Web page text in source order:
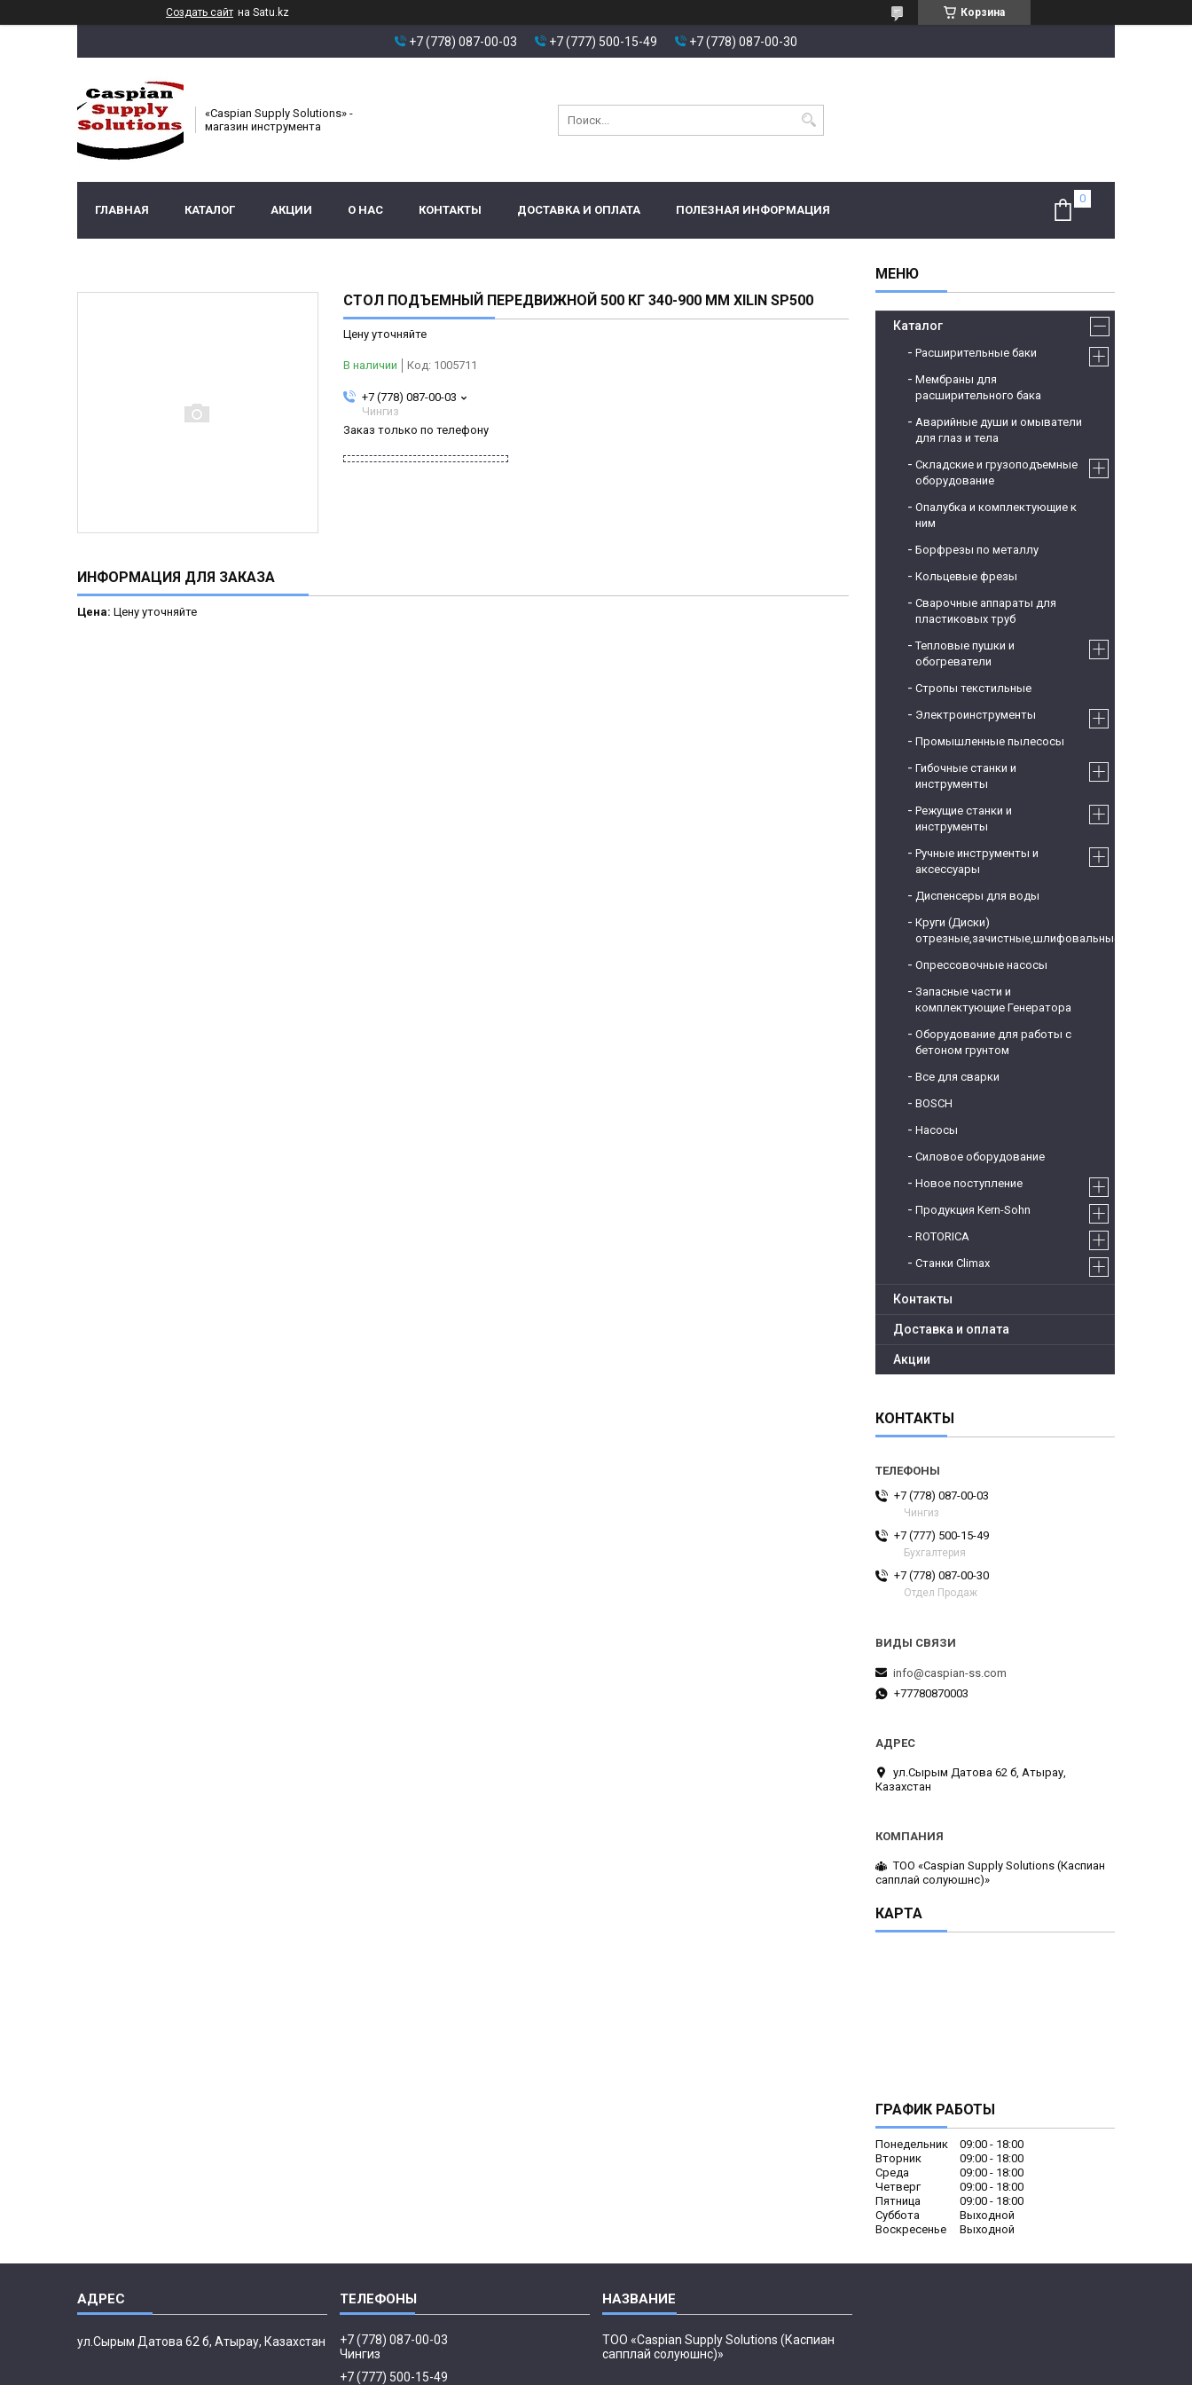
Создать сайт на Satu.kz Корзина
+7 (778) 087-00-03 +7 (777) 500-15-49 +7 (778) 087-00-30
«Caspian Supply Solutions» -
магазин инструмента
ГЛАВНАЯ КАТАЛОГ АКЦИИ О НАС КОНТАКТЫ ДОСТАВКА И ОПЛАТА ПОЛЕЗНАЯ ИНФОРМАЦИЯ
СТОЛ ПОДЪЕМНЫЙ ПЕРЕДВИЖНОЙ 500 КГ 340-900 ММ XILIN SP500
Цену уточняйте
В наличии Код: 1005711
+7 (778) 087-00-03
Чингиз
Заказ только по телефону
ИНФОРМАЦИЯ ДЛЯ ЗАКАЗА
Цена: Цену уточняйте
Каталог
Расширительные баки
Мембраны для
расширительного бака
Аварийные души и омыватели
для глаз и тела
Складские и грузоподъемные
оборудование
Опалубка и комплектующие к
ним
Борфрезы по металлу
Кольцевые фрезы
Сварочные аппараты для
пластиковых труб
Тепловые пушки и
обогреватели
Стропы текстильные
Электроинструменты
Промышленные пылесосы
Гибочные станки и
инструменты
Режущие станки и
инструменты
Ручные инструменты и
аксессуары
Диспенсеры для воды
Круги (Диски)
отрезные,зачистные,шлифовальные
Опрессовочные насосы
Запасные части и
комплектующие Генератора
Оборудование для работы с
бетоном грунтом
Все для сварки
BOSCH
Насосы
Силовое оборудование
Новое поступление
Продукция Kern-Sohn
ROTORICA
Станки Climax
Контакты
Доставка и оплата
Акции
КОНТАКТЫ
+7 (778) 087-00-03
Чингиз
+7 (777) 500-15-49
Бухгалтерия
+7 (778) 087-00-30
Отдел Продаж
info@caspian-ss.com
+77780870003
ул.Сырым Датова 62 б, Атырау,
Казахстан
ТОО «Caspian Supply Solutions (Каспиан
сапплай солуюшнс)»
КАРТА
ГРАФИК РАБОТЫ
Понедельник 09:00
18:00
Вторник
09:00
18:00
Среда
09:00
18:00
Четверг
09:00
18:00
Пятница
09:00
18:00
Суббота
Выходной
Воскресенье
Выходной
ул.Сырым Датова 62 б, Атырау, Казахстан
+7 (778) 087-00-03
Чингиз
+7 (777) 500-15-49
ТОО «Caspian Supply Solutions (Каспиан
сапплай солуюшнс)»